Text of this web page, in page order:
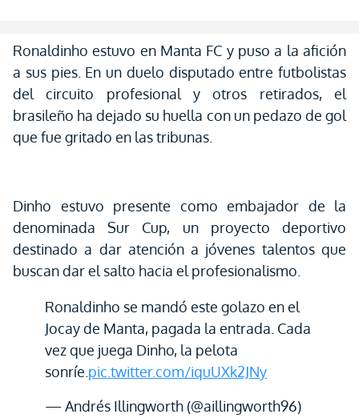
Ronaldinho estuvo en Manta FC y puso a la afición
a sus pies. En un duelo disputado entre futbolistas
del circuito profesional y otros retirados, el
brasileño ha dejado su huella con un pedazo de gol
que fue gritado en las tribunas.
Dinho estuvo presente como embajador de la
denominada Sur Cup, un proyecto deportivo
destinado a dar atención a jóvenes talentos que
buscan dar el salto hacia el profesionalismo.
Ronaldinho se mandó este golazo en el
Jocay de Manta, pagada la entrada. Cada
vez que juega Dinho, la pelota
sonríe. pic.twitter.com/iquUXk2JNy
— Andrés Illingworth (@aillingworth96)